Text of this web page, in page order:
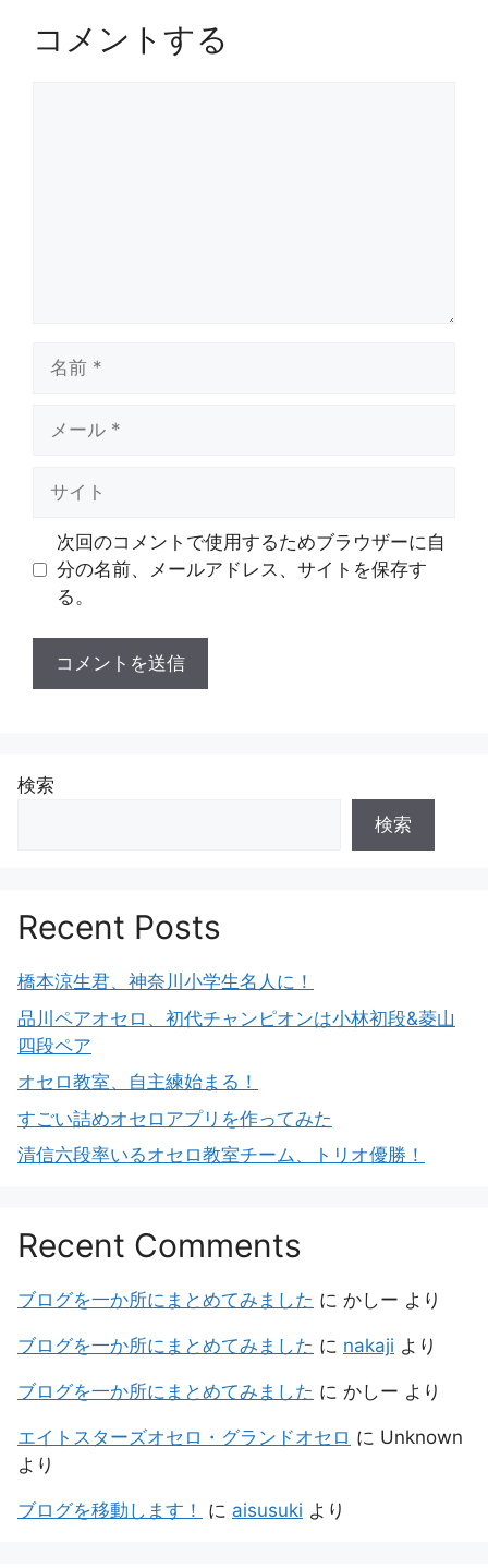
コメントする
次回のコメントで使用するためブラウザーに自
分の名前、メールアドレス、サイトを保存す
る。
検索
検索
Recent Posts
橋本涼生君、神奈川小学生名人に！
品川ペアオセロ、初代チャンピオンは小林初段&菱山
四段ペア
オセロ教室、自主練始まる！
すごい詰めオセロアプリを作ってみた
清信六段率いるオセロ教室チーム、トリオ優勝！
Recent Comments
ブログを一か所にまとめてみました に かしー より
ブログを一か所にまとめてみました に nakaji より
ブログを一か所にまとめてみました に かしー より
エイトスターズオセロ・グランドオセロ に Unknown
より
ブログを移動します！ に aisusuki より